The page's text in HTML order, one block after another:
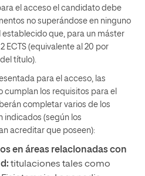
el acceso el candidato debe
no superándose en ninguno
establecido que, para un máster
ECTS (equivalente al 20 por
título).
para el acceso, las
cumplan los requisitos para el
completar varios de los
indicados (según los
acreditar que poseen):
en áreas relacionadas con
titulaciones tales como